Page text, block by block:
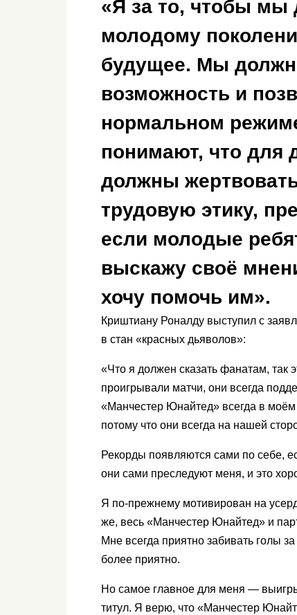
«Я за то, чтобы мы
молодому
будущее. Мы
возможность и
нормальном
понимают, что для
должны
трудовую этику,
если молодые
выскажу своё
хочу помочь им».
Криштиану Роналду выступил с
в стан «красных дьяволов»:
«Что я должен сказать фанатам, так
проигрывали матчи, они всегда
«Манчестер Юнайтед» всегда в
потому что они всегда на нашей
Рекорды появляются сами по себе,
они сами преследуют меня, и это
Я по-прежнему мотивирован на
же, весь «Манчестер Юнайтед» и
Мне всегда приятно забивать голы
более приятно.
Но самое главное для меня —
титул. Я верю, что «Манчестер